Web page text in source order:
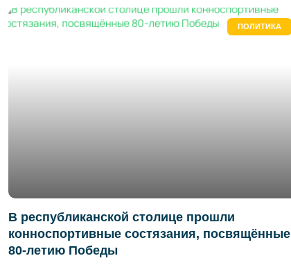
ПОЛИТИКА
В республиканской столице прошли
конноспортивные состязания, посвящённые
80-летию Победы